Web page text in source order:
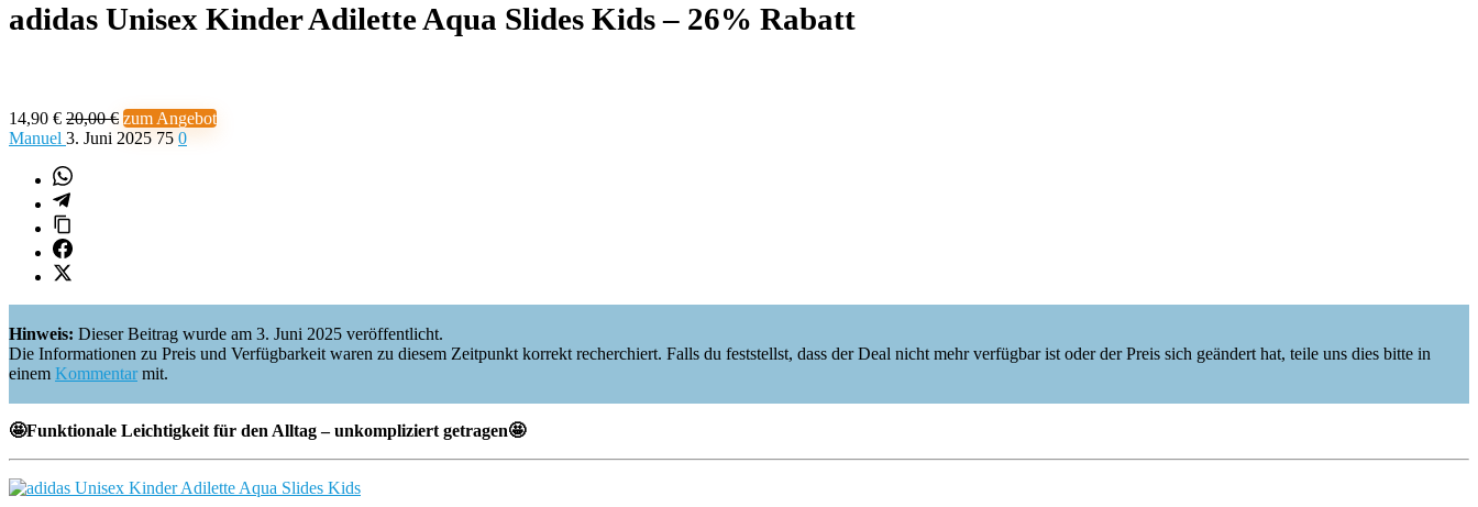
adidas Unisex Kinder Adilette Aqua Slides Kids – 26% Rabatt
14,90 € 20,00 € zum Angebot
Manuel 3. Juni 2025 75 0
Hinweis: Dieser Beitrag wurde am 3. Juni 2025 veröffentlicht.
Die Informationen zu Preis und Verfügbarkeit waren zu diesem Zeitpunkt korrekt recherchiert. Falls du feststellst, dass der Deal nicht mehr verfügbar ist oder der Preis sich geändert hat, teile uns dies bitte in
einem Kommentarmit.
🤩Funktionale Leichtigkeit für den Alltag – unkompliziert getragen🤩